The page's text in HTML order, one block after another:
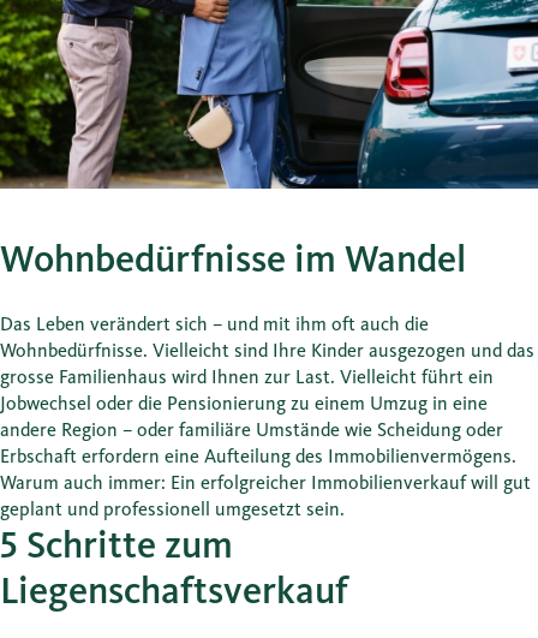
Wohnbedürfnisse im Wandel
Das Leben verändert sich – und mit ihm oft auch die
Wohnbedürfnisse. Vielleicht sind Ihre Kinder ausgezogen und das
grosse Familienhaus wird Ihnen zur Last. Vielleicht führt ein
Jobwechsel oder die Pensionierung zu einem Umzug in eine
andere Region – oder familiäre Umstände wie Scheidung oder
Erbschaft erfordern eine Aufteilung des Immobilienvermögens.
Warum auch immer: Ein erfolgreicher Immobilienverkauf will gut
geplant und professionell umgesetzt sein.
5 Schritte zum
Liegenschaftsverkauf